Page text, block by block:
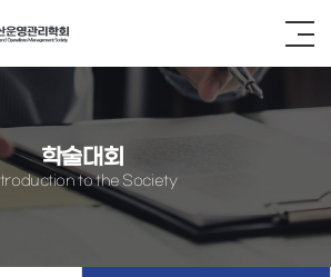
학술대회
to the Society